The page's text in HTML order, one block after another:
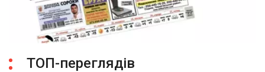
ТОП-переглядів